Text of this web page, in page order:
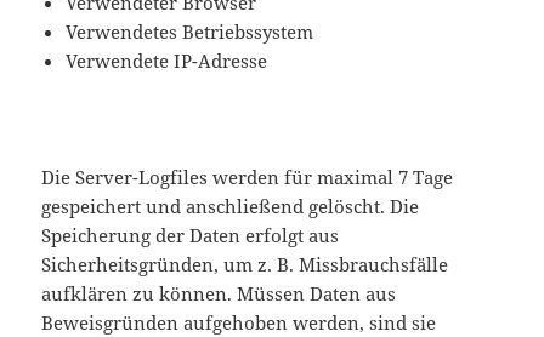
Verwendetes Betriebssystem
Verwendete IP-Adresse
Die Server-Logfiles werden für maximal 7 Tage
gespeichert und anschließend gelöscht. Die
Speicherung der Daten erfolgt aus
Sicherheitsgründen, um z. B. Missbrauchsfälle
aufklären zu können. Müssen Daten aus
Beweisgründen aufgehoben werden, sind sie